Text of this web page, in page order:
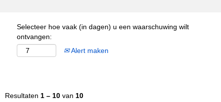
Selecteer hoe vaak (in dagen) u een waarschuwing wilt
ontvangen:
Alert maken
Resultaten 1 – 10 van 10